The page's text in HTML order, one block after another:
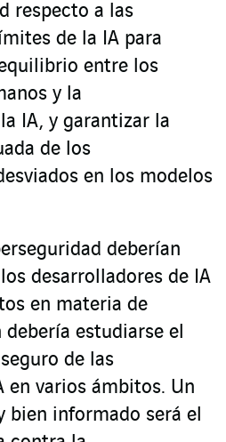
respecto a las
de la IA para
entre los
y la
IA, y garantizar la
de los
en los modelos
deberían
desarrolladores de IA
en materia de
debería estudiarse el
de las
en varios ámbitos. Un
bien informado será el